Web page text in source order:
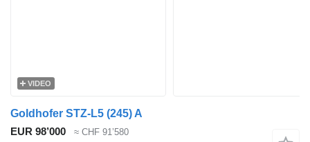
VIDEO
Goldhofer STZ-L5 (245) A
EUR 98’000
≈ CHF 91’580